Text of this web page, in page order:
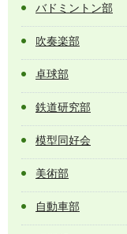
バドミントン部
吹奏楽部
卓球部
鉄道研究部
模型同好会
美術部
自動車部